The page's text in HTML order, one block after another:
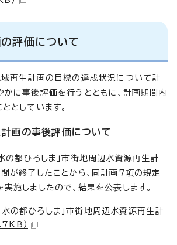
評価について
域再生計画の目標の達成状況について計
に事後評価を行うとともに、計画期間内
としています。
画の事後評価について
の都ひろしま」市街地周辺水資源再生計
が終了したことから、同計画7項の規定
施しましたので、結果を公表します。
水の都ひろしま」市街地周辺水資源再生計
）